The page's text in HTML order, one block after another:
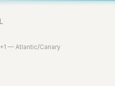
— Atlantic/Canary